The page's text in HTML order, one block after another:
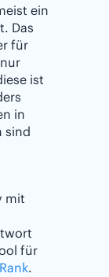
ein
Das
für
ist
in
sind
mit
für
.